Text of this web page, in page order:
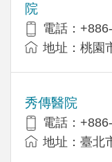
院
電話：
地址：桃園
秀傳醫院
電話：
地址：臺北